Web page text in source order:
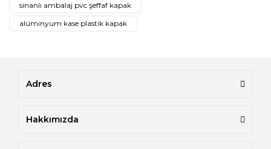
sinanlı ambalaj pvc şeffaf kapak
alüminyum kase plastik kapak
Adres
Hakkımızda